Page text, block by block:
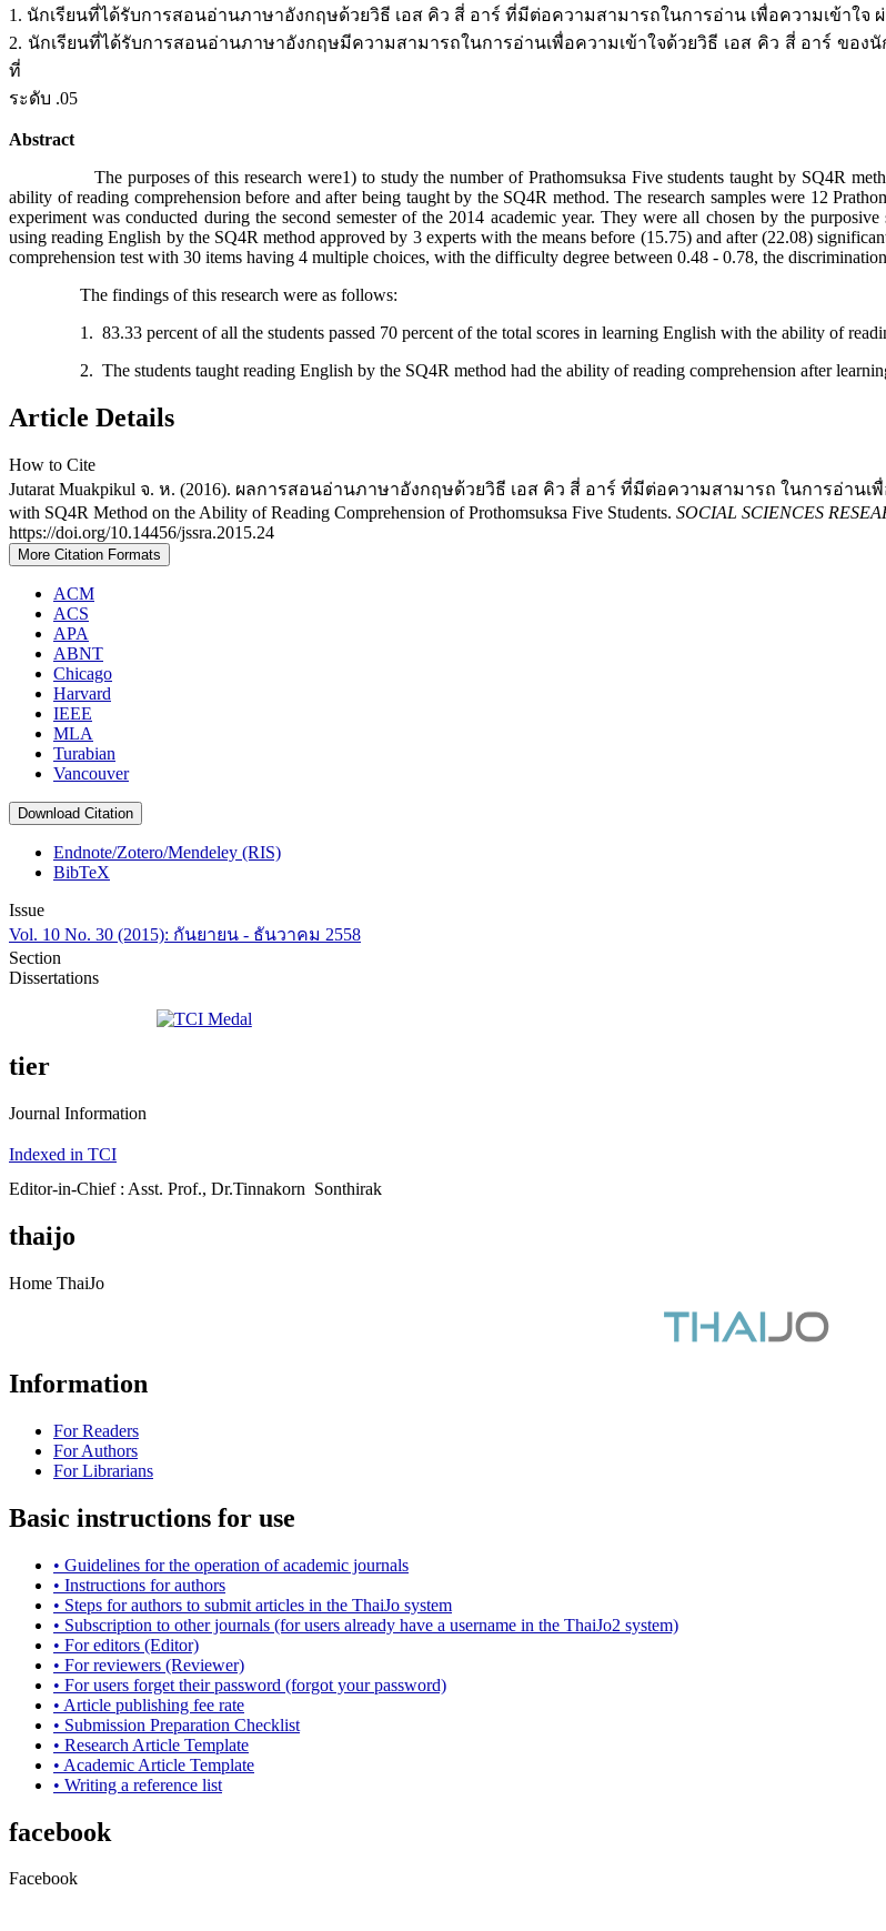
1. นักเรียนที่ได้รับการสอนอ่านภาษาอังกฤษด้วยวิธี เอส คิว สี่ อาร์ ที่มีต่อความสามารถในการอ่าน เพื่อความเข้าใจ
2. นักเรียนที่ได้รับการสอนอ่านภาษาอังกฤษมีความสามารถในการอ่านเพื่อความเข้าใจด้วยวิธี เอส คิว สี่ อาร์ ขอ
ที่
ระดับ .05
Abstract
The purposes of this research were1) to study the number of Prathomsuksa Five students taught by SQ4R
ability of reading comprehension before and after being taught by the SQ4R method. The research samples were 12
experiment was conducted during the second semester of the 2014 academic year. They were all chosen by the
using reading English by the SQ4R method approved by 3 experts with the means before (15.75) and after (22.08)
comprehension test with 30 items having 4 multiple choices, with the difficulty degree between 0.48 - 0.78, the
The findings of this research were as follows:
1. 83.33 percent of all the students passed 70 percent of the total scores in learning English with the ability of
2. The students taught reading English by the SQ4R method had the ability of reading comprehension after learning
Article Details
How to Cite
Jutarat Muakpikul จ. ห. (2016). ผลการสอนอ่านภาษาอังกฤษด้วยวิธี เอส คิว สี่ อาร์ ที่มีต่อความสามารถ ในการอ่านเ
with SQ4R Method on the Ability of Reading Comprehension of Prothomsuksa Five Students. SOCIAL SCIENCES
https://doi.org/10.14456/jssra.2015.24
More Citation Formats
ACM
ACS
APA
ABNT
Chicago
Harvard
IEEE
MLA
Turabian
Vancouver
Download Citation
Endnote/Zotero/Mendeley (RIS)
BibTeX
Issue
Vol. 10 No. 30 (2015): กันยายน - ธันวาคม 2558
Section
Dissertations
tier
Journal Information
Indexed in TCI
Editor-in-Chief : Asst. Prof., Dr.Tinnakorn Sonthirak
thaijo
Home ThaiJo
Information
For Readers
For Authors
For Librarians
Basic instructions for use
• Guidelines for the operation of academic journals
• Instructions for authors
• Steps for authors to submit articles in the ThaiJo system
• Subscription to other journals (for users already have a username in the ThaiJo2 system)
• For editors (Editor)
• For reviewers (Reviewer)
• For users forget their password (forgot your password)
• Article publishing fee rate
• Submission Preparation Checklist
• Research Article Template
• Academic Article Template
• Writing a reference list
facebook
Facebook